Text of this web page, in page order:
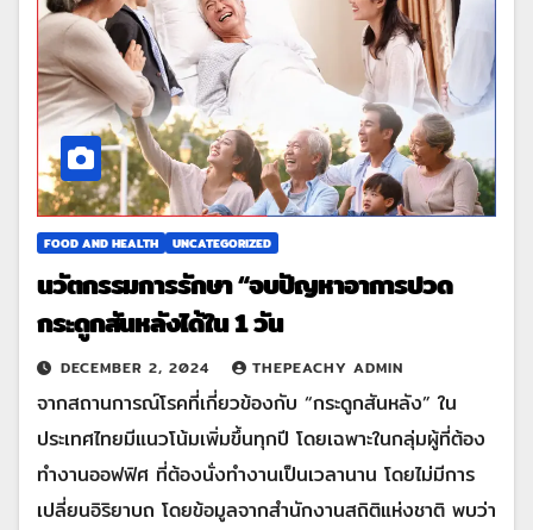
FOOD AND HEALTH UNCATEGORIZED
นวัตกรรมการรักษา “จบปัญหาอาการปวด
กระดูกสันหลังได้ใน 1 วัน
DECEMBER 2, 2024 THEPEACHY ADMIN
จากสถานการณ์โรคที่เกี่ยวข้องกับ “กระดูกสันหลัง” ใน
ประเทศไทยมีแนวโน้มเพิ่มขึ้นทุกปี โดยเฉพาะในกลุ่มผู้ที่ต้อง
ทำงานออฟฟิศ ที่ต้องนั่งทำงานเป็นเวลานาน โดยไม่มีการ
เปลี่ยนอิริยาบถ โดยข้อมูลจากสำนักงานสถิติแห่งชาติ พบว่า